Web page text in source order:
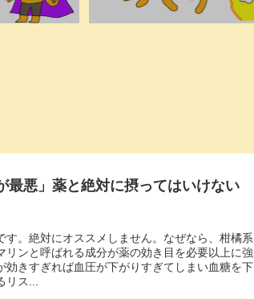
最悪」薬と絶対に摂ってはいけない
す。絶対にオススメしません。なぜなら、柑橘系
リンと呼ばれる成分が薬の効き目を必要以上に強
効きすぎれば血圧が下がりすぎてしまい血糖を下
リス...